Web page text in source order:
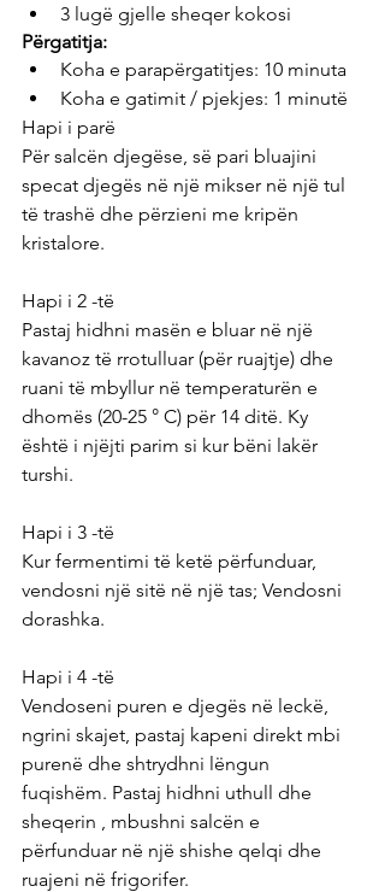
3 lugë gjelle sheqer kokosi
Përgatitja:
Koha e parapërgatitjes: 10 minuta
Koha e gatimit / pjekjes: 1 minutë
Hapi i parë
Për salcën djegëse, së pari bluajini
specat djegës në një mikser në një tul
të trashë dhe përzieni me kripën
kristalore.
Hapi i 2 -të
Pastaj hidhni masën e bluar në një
kavanoz të rrotulluar (për ruajtje) dhe
ruani të mbyllur në temperaturën e
dhomës (20-25 ° C) për 14 ditë. Ky
është i njëjti parim si kur bëni lakër
turshi.
Hapi i 3 -të
Kur fermentimi të ketë përfunduar,
vendosni një sitë në një tas; Vendosni
dorashka.
Hapi i 4 -të
Vendoseni puren e djegës në leckë,
ngrini skajet, pastaj kapeni direkt mbi
purenë dhe shtrydhni lëngun
fuqishëm. Pastaj hidhni uthull dhe
sheqerin , mbushni salcën e
përfunduar në një shishe qelqi dhe
ruajeni në frigorifer.